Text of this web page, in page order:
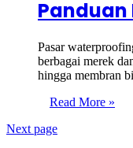
Pasar
berbagai merek
hingga membran
Read More »
Next page